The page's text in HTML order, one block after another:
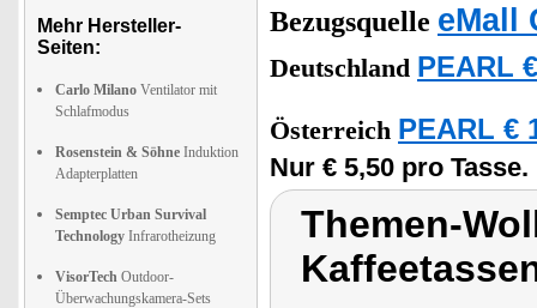
Mehr Hersteller-
Seiten:
Carlo Milano Ventilator mit
Schlafmodus
Rosenstein & Söhne Induktion
Adapterplatten
Semptec Urban Survival
Technology Infrarotheizung
VisorTech Outdoor-
Überwachungskamera-Sets
Bezugsquelle eMall
Deutschland PEARL
Österreich PEARL €
Nur € 5,50 pro Tasse.
Themen-